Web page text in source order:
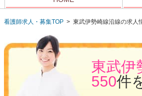
看護師求人・募集TOP > 東武伊勢崎線沿線の求人
東武伊
550件